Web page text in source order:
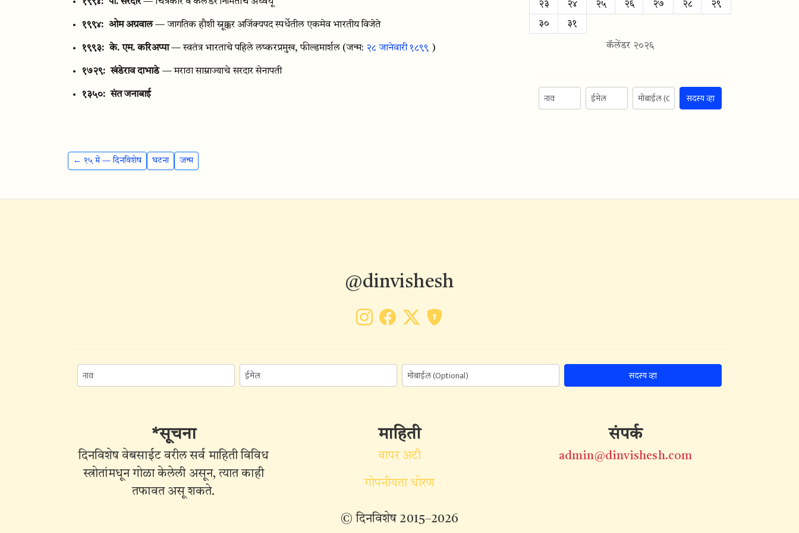
१९९४: ओम अग्रवाल — जागतिक हौशी स्नूक्कर अजिंक्यपद स्पर्धेतील एकमेव भारतीय विजेते
१९९३: के. एम. करिअप्पा — स्वतंत्र भारताचे पहिले लष्करप्रमुख, फील्डमार्शल (जन्म: २८ जानेवारी १८९९ )
१७२९: खंडेराव दाभाडे — मराठा साम्राज्याचे सरदार सेनापती
१३५०: संत जनाबाई
← १५ मे — दिनविशेष घटना जन्म
२३ २४ २५ २६ २७ २८ २९
३० ३१
कॅलेंडर २०२६
सदस्य व्हा
@dinvishesh
सदस्य व्हा
*सूचना
दिनविशेष वेबसाईट वरील सर्व माहिती विविध
स्त्रोतांमधून गोळा केलेली असून, त्यात काही
तफावत असू शकते.
माहिती
वापर अटी
गोपनीयता धोरण
संपर्क
admin@dinvishesh.com
© दिनविशेष 2015–2026